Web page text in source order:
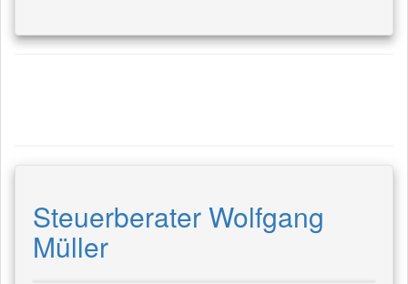
Steuerberater Wolfgang
Müller